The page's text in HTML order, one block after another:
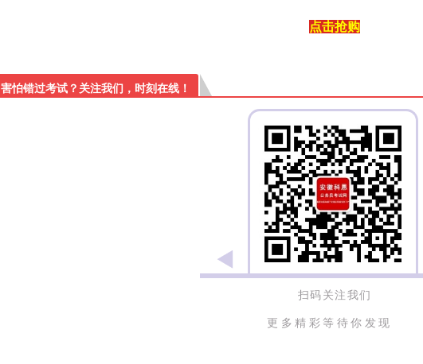
点击抢购
害怕错过考试？关注我们，时刻在线！
扫码关注我们
更多精彩等待你发现